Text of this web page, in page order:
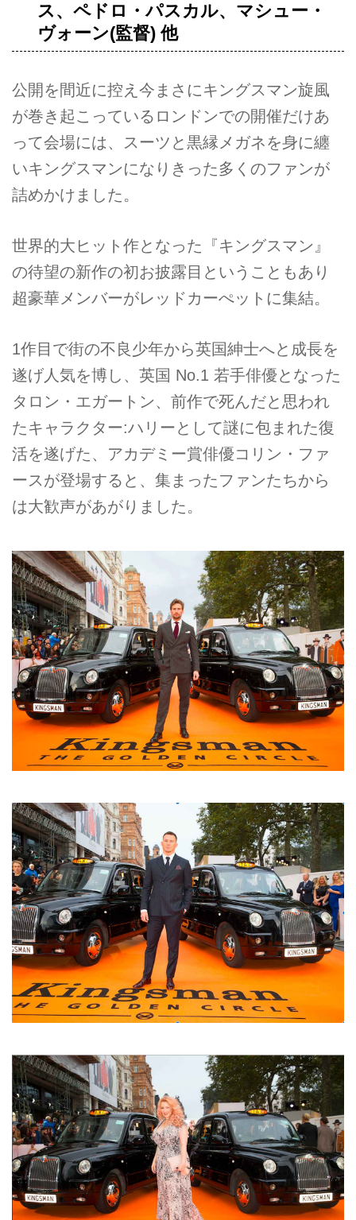
ス、ペドロ・パスカル、マシュー・
ヴォーン(監督) 他
公開を間近に控え今まさにキングスマン旋風
が巻き起こっているロンドンでの開催だけあ
って会場には、スーツと黒縁メガネを身に纏
いキングスマンになりきった多くのファンが
詰めかけました。
世界的大ヒット作となった『キングスマン』
の待望の新作の初お披露目ということもあり
超豪華メンバーがレッドカーぺットに集結。
1作目で街の不良少年から英国紳士へと成長を
遂げ人気を博し、英国 No.1 若手俳優となった
タロン・エガートン、前作で死んだと思われ
たキャラクター:ハリーとして謎に包まれた復
活を遂げた、アカデミー賞俳優コリン・ファ
ースが登場すると、集まったファンたちから
は大歓声があがりました。